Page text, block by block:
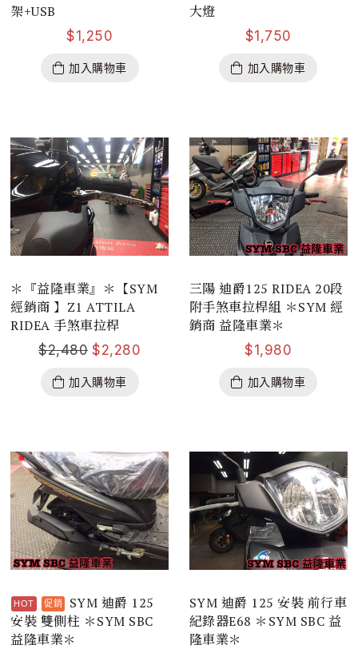
架+USB
$1,250
加入購物車
大燈
$1,750
加入購物車
＊『益隆車業』＊【SYM
經銷商 】Z1 ATTILA
RIDEA ​手煞車拉桿
$2,480 $2,280
加入購物車
三陽 迪爵125 RIDEA 20段
附手煞車拉桿組 ＊SYM 經
銷商 益隆車業＊
$1,980
加入購物車
SYM 迪爵 125
安裝 雙側柱 ＊SYM SBC
益隆車業＊
SYM 迪爵 125 安裝 前行車
紀錄器E68 ＊SYM SBC 益
隆車業＊